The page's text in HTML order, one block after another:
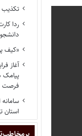
تکذیب
ردا
«کیف
آغاز
پیامک
فرصت
استان